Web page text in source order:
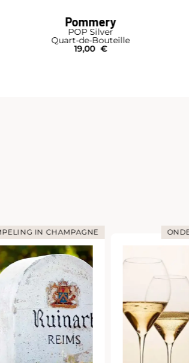
Pommery
POP Silver
Quart-de-Bouteille
19,00 €
IN CHAMPAGNE